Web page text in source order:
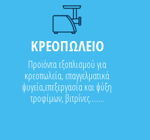
ΚΡΕΟΠΩΛΕΙΟ
Προϊόντα εξοπλισμού για
κρεοπωλεία, επαγγελματικά
ψυγεία,επεξεργασία και ψύξη
τροφίμων, βιτρίνες........